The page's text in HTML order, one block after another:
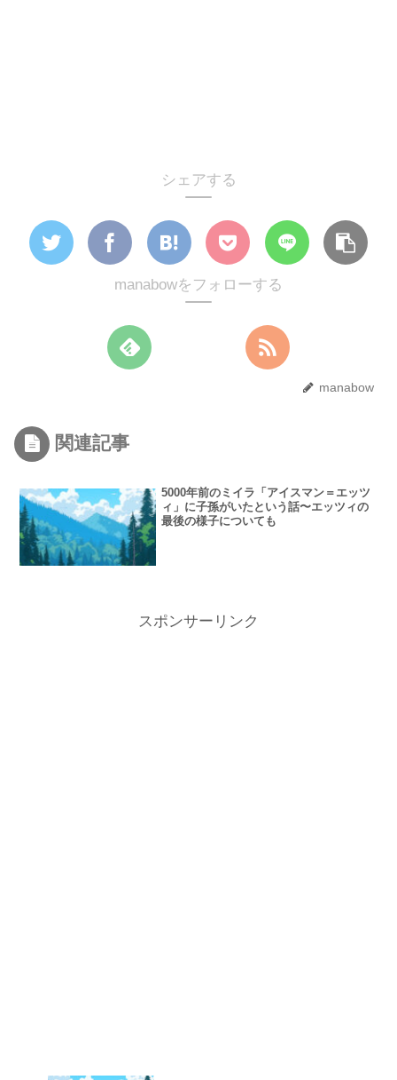
シェアする
manabowをフォローする
manabow
関連記事
5000年前のミイラ「アイスマン＝エッツ
ィ」に子孫がいたという話〜エッツィの
最後の様子についても
スポンサーリンク